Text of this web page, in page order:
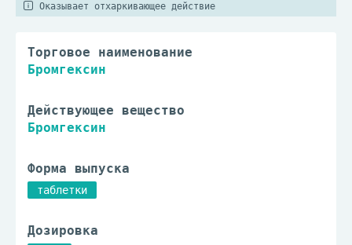
Оказывает отхаркивающее действие
Торговое наименование
Бромгексин
Действующее вещество
Бромгексин
Форма выпуска
таблетки
Дозировка